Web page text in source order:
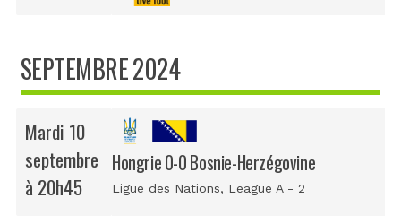
SEPTEMBRE 2024
Mardi 10
septembre
à 20h45
Hongrie 0-0 Bosnie-Herzégovine
Ligue des Nations, League A - 2